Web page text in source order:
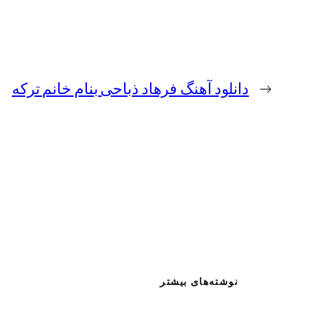
← دانلود آهنگ فرهاد ذباحی بنام خانم ترکه
نوشته‌های بیشتر